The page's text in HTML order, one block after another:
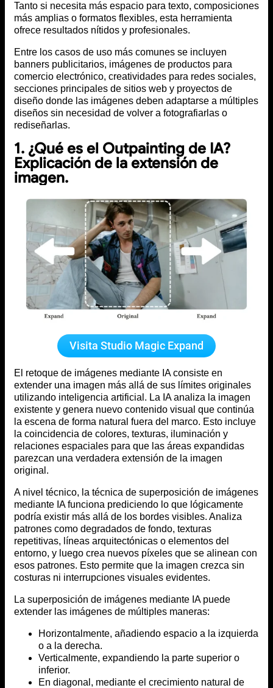
Tanto si necesita más espacio para texto, composiciones
más amplias o formatos flexibles, esta herramienta
ofrece resultados nítidos y profesionales.
Entre los casos de uso más comunes se incluyen
banners publicitarios, imágenes de productos para
comercio electrónico, creatividades para redes sociales,
secciones principales de sitios web y proyectos de
diseño donde las imágenes deben adaptarse a múltiples
diseños sin necesidad de volver a fotografiarlas o
rediseñarlas.
1. ¿Qué es el Outpainting de IA?
Explicación de la extensión de
imagen.
Visita Studio Magic Expand
El retoque de imágenes mediante IA consiste en
extender una imagen más allá de sus límites originales
utilizando inteligencia artificial. La IA analiza la imagen
existente y genera nuevo contenido visual que continúa
la escena de forma natural fuera del marco. Esto incluye
la coincidencia de colores, texturas, iluminación y
relaciones espaciales para que las áreas expandidas
parezcan una verdadera extensión de la imagen
original.
A nivel técnico, la técnica de superposición de imágenes
mediante IA funciona prediciendo lo que lógicamente
podría existir más allá de los bordes visibles. Analiza
patrones como degradados de fondo, texturas
repetitivas, líneas arquitectónicas o elementos del
entorno, y luego crea nuevos píxeles que se alinean con
esos patrones. Esto permite que la imagen crezca sin
costuras ni interrupciones visuales evidentes.
La superposición de imágenes mediante IA puede
extender las imágenes de múltiples maneras:
Horizontalmente, añadiendo espacio a la izquierda
o a la derecha.
Verticalmente, expandiendo la parte superior o
inferior.
En diagonal, mediante el crecimiento natural de